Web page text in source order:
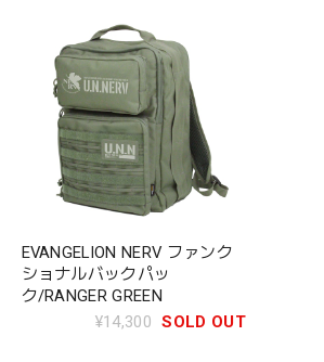
EVANGELION NERV ファンク
ショナルバックパッ
ク/RANGER GREEN
¥14,300 SOLD OUT